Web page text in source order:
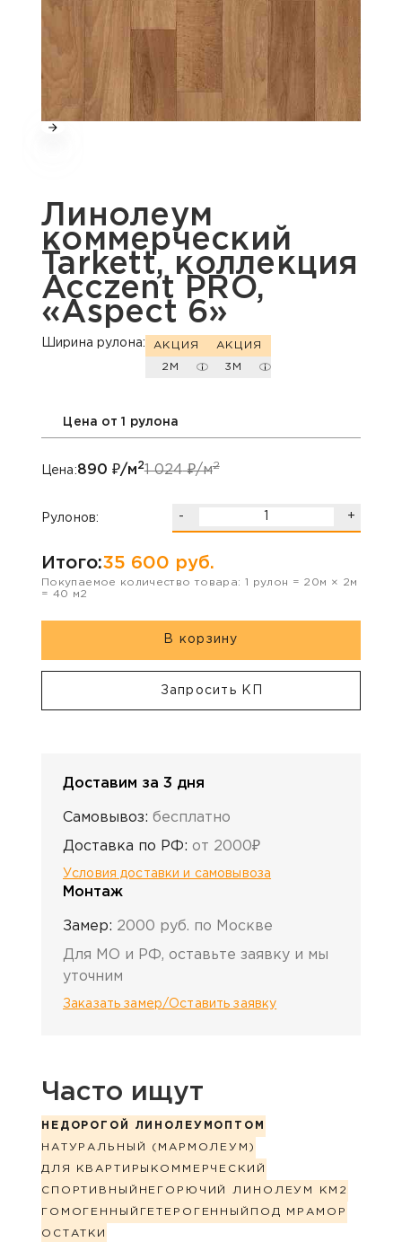
Линолеум
коммерческий
Tarkett, коллекция
Acczent PRO,
«Aspect 6»
Ширина рулона: АКЦИЯ
2М
АКЦИЯ
3М
Цена от 1 рулона
Цена:890 ₽/м21 024₽/м2
Рулонов: - +
Итого:35 600 руб.
Покупаемое количество товара: 1 рулон = 20м × 2м
= 40 м2
В корзину
Запросить КП
Доставим за 3 дня
Самовывоз: бесплатно
Доставка по РФ: от 2000₽
Условия доставки и самовывоза
Монтаж
Замер: 2000 руб. по Москве
Для МО и РФ, оставьте заявку и мы
уточним
Заказать замер/Оставить заявку
Часто ищут
НЕДОРОГОЙ ЛИНОЛЕУМ ОПТОМ
НАТУРАЛЬНЫЙ (МАРМОЛЕУМ)
ДЛЯ КВАРТИРЫ КОММЕРЧЕСКИЙ
СПОРТИВНЫЙ НЕГОРЮЧИЙ ЛИНОЛЕУМ КМ2
ГОМОГЕННЫЙ ГЕТЕРОГЕННЫЙ ПОД МРАМОР
ОСТАТКИ